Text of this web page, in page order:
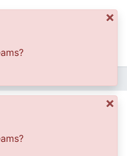
×
×